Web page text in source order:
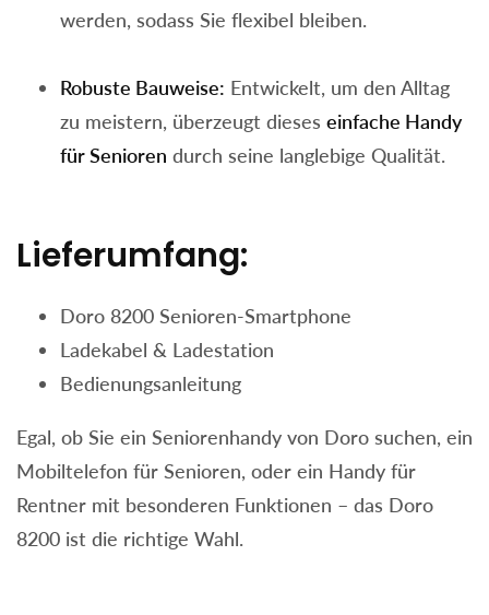
werden, sodass Sie flexibel bleiben.
Robuste Bauweise: Entwickelt, um den Alltag
zu meistern, überzeugt dieses einfache Handy
für Senioren durch seine langlebige Qualität.
Lieferumfang:
Doro 8200 Senioren-Smartphone
Ladekabel & Ladestation
Bedienungsanleitung
Egal, ob Sie ein Seniorenhandy von Doro suchen, ein
Mobiltelefon für Senioren, oder ein Handy für
Rentner mit besonderen Funktionen – das Doro
8200 ist die richtige Wahl.